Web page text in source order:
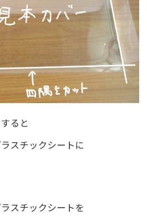
ると
スチックシートに
スチックシートを